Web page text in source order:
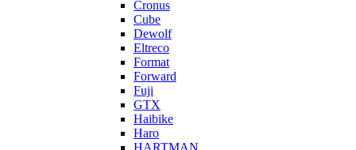
Cronus
Cube
Dewolf
Eltreco
Format
Forward
Fuji
GTX
Haibike
Haro
HARTMAN